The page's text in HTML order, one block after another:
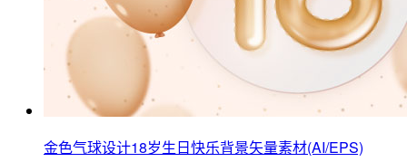
金色气球设计18岁生日快乐背景矢量素材(AI/EPS)